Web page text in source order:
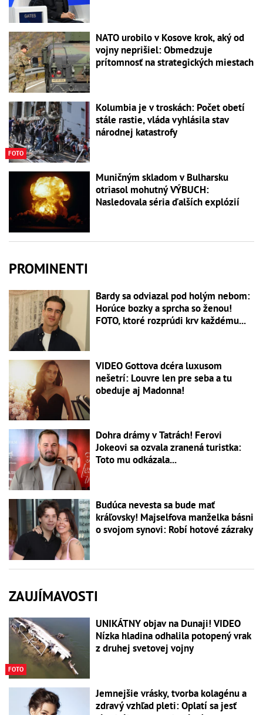
NATO urobilo v Kosove krok, aký od
vojny neprišiel: Obmedzuje
prítomnosť na strategických miestach
FOTO
Kolumbia je v troskách: Počet obetí
stále rastie, vláda vyhlásila stav
národnej katastrofy
Muničným skladom v Bulharsku
otriasol mohutný VÝBUCH:
Nasledovala séria ďalších explózií
PROMINENTI
Bardy sa odviazal pod holým nebom:
Horúce bozky a sprcha so ženou!
FOTO, ktoré rozprúdi krv každému...
VIDEO Gottova dcéra luxusom
nešetrí: Louvre len pre seba a tu
obeduje aj Madonna!
Dohra drámy v Tatrách! Ferovi
Jokeovi sa ozvala zranená turistka:
Toto mu odkázala...
Budúca nevesta sa bude mať
kráľovsky! Majselfova manželka básni
o svojom synovi: Robí hotové zázraky
ZAUJÍMAVOSTI
FOTO
UNIKÁTNY objav na Dunaji! VIDEO
Nízka hladina odhalila potopený vrak
z druhej svetovej vojny
Jemnejšie vrásky, tvorba kolagénu a
zdravý vzhľad pleti: Oplatí sa jesť